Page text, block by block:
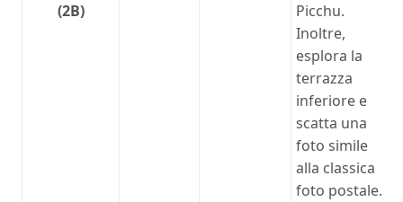
(2B)
Picchu.
Inoltre,
esplora la
terrazza
inferiore e
scatta una
foto simile
alla classica
foto postale.